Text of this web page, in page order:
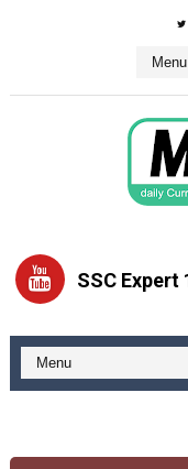
SSC Expert